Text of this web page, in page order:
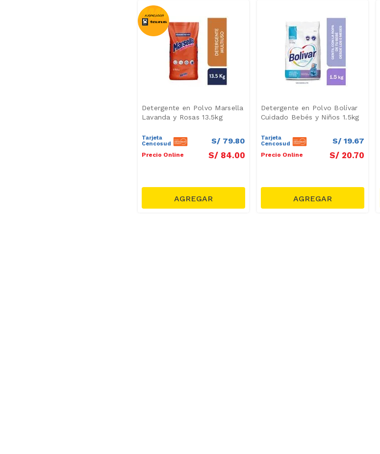
Detergente en Polvo Marsella
Lavanda y Rosas 13.5kg
Tarjeta
Cencosud
S/ 79.80
Precio Online S/ 84.00
Detergente en Polvo Bolívar
Cuidado Bebés y Niños 1.5kg
Tarjeta
Cencosud
S/ 19.67
Precio Online S/ 20.70